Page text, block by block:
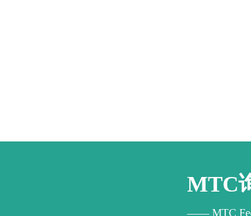
MTC
—— MTC